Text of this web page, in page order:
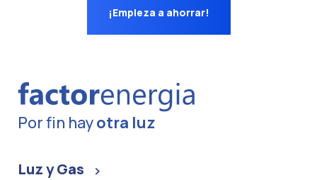
¡Empieza a ahorrar!
Por fin hayotra luz
Luz y Gas